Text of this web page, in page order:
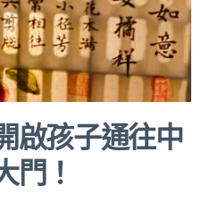
啟孩子通往中
門！